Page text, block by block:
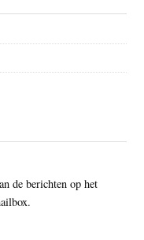
de berichten op het